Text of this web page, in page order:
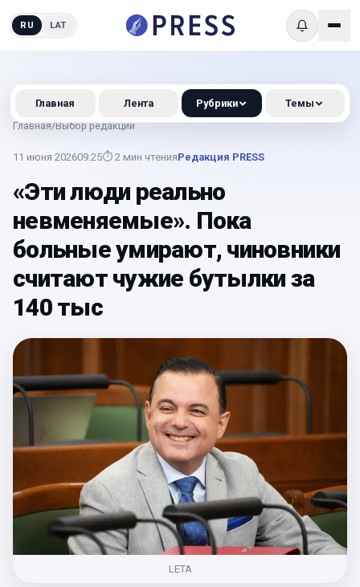
RU LAT
Главная/Выбор редакции
11 июня 202609:25⏱ 2 мин чтенияРедакция PRESS
«Эти люди реально
невменяемые». Пока
больные умирают, чиновники
считают чужие бутылки за
140 тыс
LETA
Главная Лента Рубрики Темы